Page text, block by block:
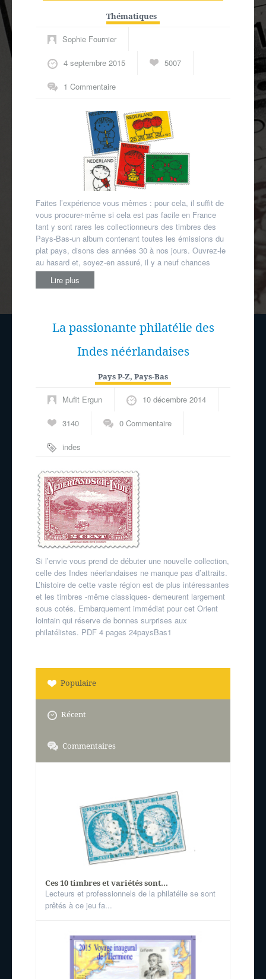
Thématiques
Sophie Fournier
4 septembre 2015 5007
1 Commentaire
Faites l’expérience vous mêmes : pour cela, il suffit de
vous procurer-même si cela est pas facile en France
tant y sont rares les collectionneurs des timbres des
Pays-Bas-un album contenant toutes les émissions du
plat pays, disons des années 30 à nos jours. Ouvrez-le
au hasard et, soyez-en assuré, il y a neuf chances
Lire plus
La passionante philatélie des
Indes néérlandaises
Pays P-Z, Pays-Bas
Mufit Ergun 10 décembre 2014
3140 0 Commentaire
indes
Si l’envie vous prend de débuter une nouvelle collection,
celle des Indes néerlandaises ne manque pas d’attraits.
L’histoire de cette vaste région est de plus intéressantes
et les timbres -même classiques- demeurent largement
sous cotés. Embarquement immédiat pour cet Orient
lointain qui réserve de bonnes surprises aux
philatélistes. PDF 4 pages 24paysBas1
Populaire
Récent
Commentaires
Ces 10 timbres et variétés sont...
Lecteurs et professionnels de la philatélie se sont
prêtés à ce jeu fa...